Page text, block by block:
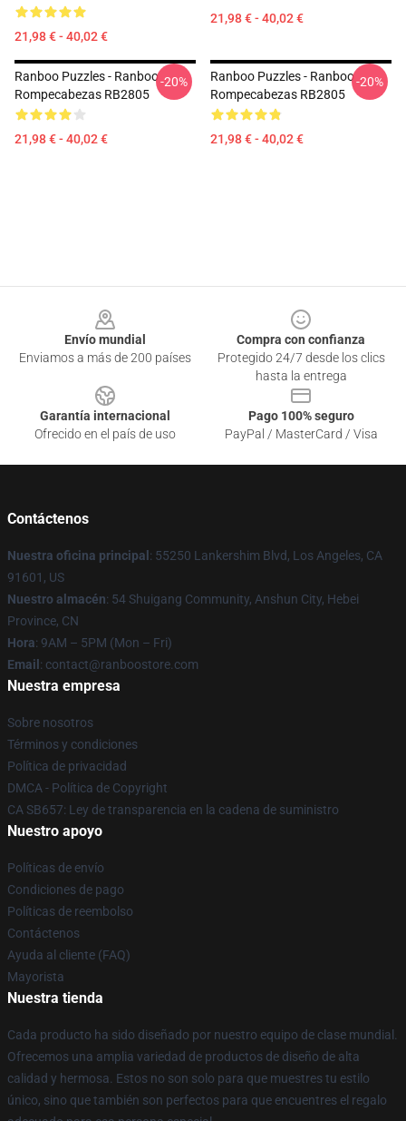
21,98 € - 40,02 €
21,98 € - 40,02 €
Ranboo Puzzles - Ranboo
Rompecabezas RB2805
21,98 € - 40,02 €
-20%
Ranboo Puzzles - Ranboo
Rompecabezas RB2805
21,98 € - 40,02 €
-20%
Envío mundial
Enviamos a más de 200 países
Compra con confianza
Protegido 24/7 desde los clics
hasta la entrega
Garantía internacional
Ofrecido en el país de uso
Pago 100% seguro
PayPal / MasterCard / Visa
Contáctenos
Nuestra oficina principal : 55250 Lankershim Blvd, Los Angeles, CA
91601, US
Nuestro almacén: 54 Shuigang Community, Anshun City, Hebei
Province, CN
Hora: 9AM – 5PM (Mon – Fri)
Email : contact@ranboostore.com
Nuestra empresa
Sobre nosotros
Términos y condiciones
Política de privacidad
DMCA - Política de Copyright
CA SB657: Ley de transparencia en la cadena de suministro
Nuestro apoyo
Políticas de envío
Condiciones de pago
Políticas de reembolso
Contáctenos
Ayuda al cliente (FAQ)
Mayorista
Nuestra tienda
Cada producto ha sido diseñado por nuestro equipo de clase mundial.
Ofrecemos una amplia variedad de productos de diseño de alta
calidad y hermosa. Estos no son solo para que muestres tu estilo
único, sino que también son perfectos para que encuentres el regalo